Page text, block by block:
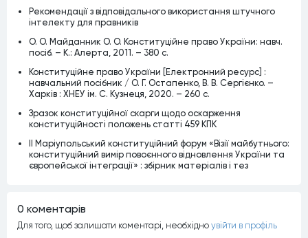
Рекомендації з відповідального використання штучного
інтелекту для правників
О. О. Майданник О. О. Конституційне право України: навч.
посіб. – К.: Алерта, 2011. – 380 с.
Конституційне право України [Електронний ресурс] :
навчальний посібник / О. Г. Остапенко, В. В. Сергієнко. –
Харків : ХНЕУ ім. С. Кузнеця, 2020. – 260 с.
Зразок конституційної скарги щодо оскарження
конституційності положень статті 459 КПК
ІІ Маріупольський конституційний форум «Візії майбутнього:
конституційний вимір повоєнного відновлення України та
європейської інтеграції» : збірник матеріалів і тез
0 коментарiв
Для того, щоб залишати коментарi, необхiдно увiйти в профiль